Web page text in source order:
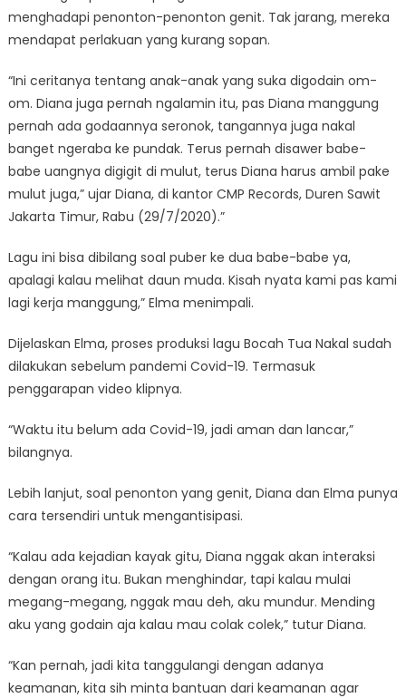
menghadapi penonton-penonton genit. Tak jarang, mereka
mendapat perlakuan yang kurang sopan.
“Ini ceritanya tentang anak-anak yang suka digodain om-
om. Diana juga pernah ngalamin itu, pas Diana manggung
pernah ada godaannya seronok, tangannya juga nakal
banget ngeraba ke pundak. Terus pernah disawer babe-
babe uangnya digigit di mulut, terus Diana harus ambil pake
mulut juga,” ujar Diana, di kantor CMP Records, Duren Sawit
Jakarta Timur, Rabu (29/7/2020).”
Lagu ini bisa dibilang soal puber ke dua babe-babe ya,
apalagi kalau melihat daun muda. Kisah nyata kami pas kami
lagi kerja manggung,” Elma menimpali.
Dijelaskan Elma, proses produksi lagu Bocah Tua Nakal sudah
dilakukan sebelum pandemi Covid-19. Termasuk
penggarapan video klipnya.
“Waktu itu belum ada Covid-19, jadi aman dan lancar,”
bilangnya.
Lebih lanjut, soal penonton yang genit, Diana dan Elma punya
cara tersendiri untuk mengantisipasi.
“Kalau ada kejadian kayak gitu, Diana nggak akan interaksi
dengan orang itu. Bukan menghindar, tapi kalau mulai
megang-megang, nggak mau deh, aku mundur. Mending
aku yang godain aja kalau mau colak colek,” tutur Diana.
“Kan pernah, jadi kita tanggulangi dengan adanya
keamanan, kita sih minta bantuan dari keamanan agar